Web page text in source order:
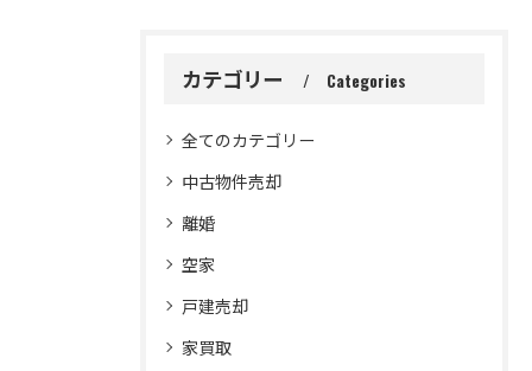
カテゴリー Categories
全てのカテゴリー
中古物件売却
離婚
空家
戸建売却
家買取